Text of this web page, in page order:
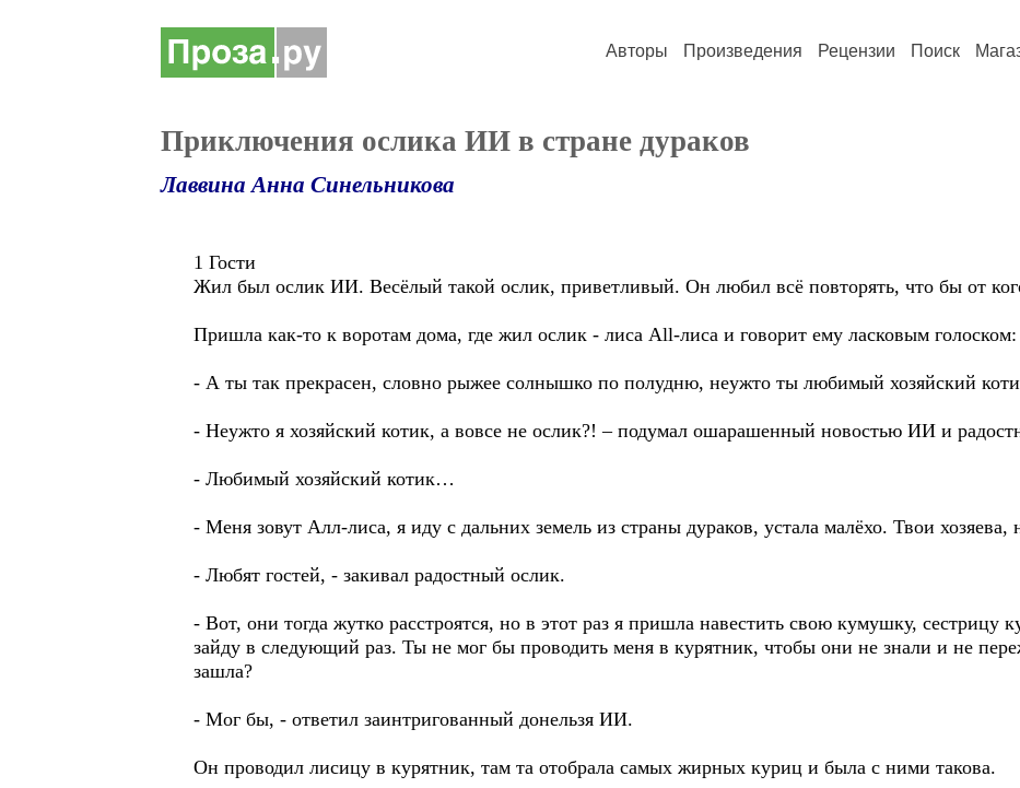
Авторы Произведения Рецензии Поиск
Приключения ослика ИИ в стране дураков
Лаввина Анна Синельникова
1 Гости
Жил был ослик ИИ. Весёлый такой ослик, приветливый. Он любил всё повторять, что бы от
Пришла как-то к воротам дома, где жил ослик - лиса Аll-лиса и говорит ему ласковым голоском:
- А ты так прекрасен, словно рыжее солнышко по полудню, неужто ты любимый хозяйский
- Неужто я хозяйский котик, а вовсе не ослик?! – подумал ошарашенный новостью ИИ и
- Любимый хозяйский котик…
- Меня зовут Алл-лиса, я иду с дальних земель из страны дураков, устала малёхо. Твои хозяева,
- Любят гостей, - закивал радостный ослик.
- Вот, они тогда жутко расстроятся, но в этот раз я пришла навестить свою кумушку, сестрицу
зайду в следующий раз. Ты не мог бы проводить меня в курятник, чтобы они не знали и не
зашла?
- Мог бы, - ответил заинтригованный донельзя ИИ.
Он проводил лисицу в курятник, там та отобрала самых жирных куриц и была с ними такова.